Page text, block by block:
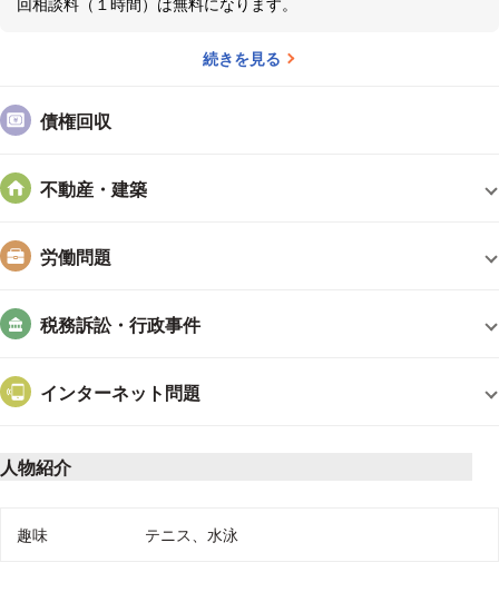
https://alpha-lawoffice.com/
https://www.alpha-souzoku.com/
https://alpha-houmu.net/
不動産
続きを見る
債権回収
不動産・建築
労働問題
税務訴訟・行政事件
インターネット問題
人物紹介
趣味や好きなこと、個人サイトのURL
趣味 テニス、水泳